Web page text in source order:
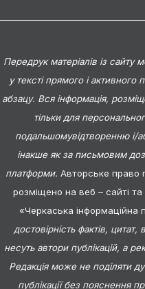
Передрук матеріалів із
у тексті прямого і
абзацу. Вся інформація,
тільки для
подальшомувідтворенню і/
інакше як за письмовим
платформи. Авторське право
розміщено на веб – сайті
«Черкаська інформаційна
достовірність фактів,
несуть автори публікацій, а
Редакція може не поділяти
публікації без пояснення